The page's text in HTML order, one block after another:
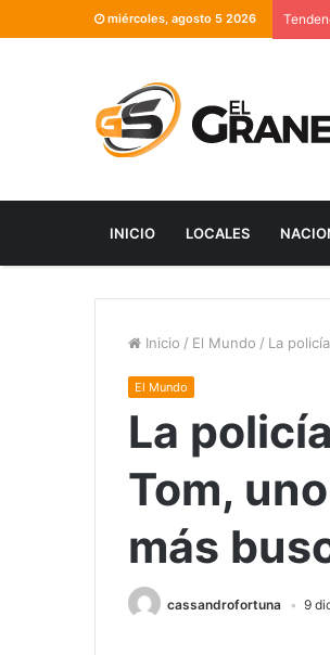
miércoles, agosto 5 2026
INICIO LOCALES
Inicio / El Mundo / La
El Mundo
La
Tom,
más
cassandrofortuna 9